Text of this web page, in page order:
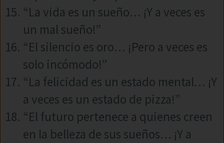
“La vida es un sueño… ¡Y a veces es
un mal sueño!”
“El silencio es oro… ¡Pero a veces es
solo incómodo!”
“La felicidad es un estado mental… ¡Y
a veces es un estado de pizza!”
“El futuro pertenece a quienes creen
en la belleza de sus sueños… ¡Y a